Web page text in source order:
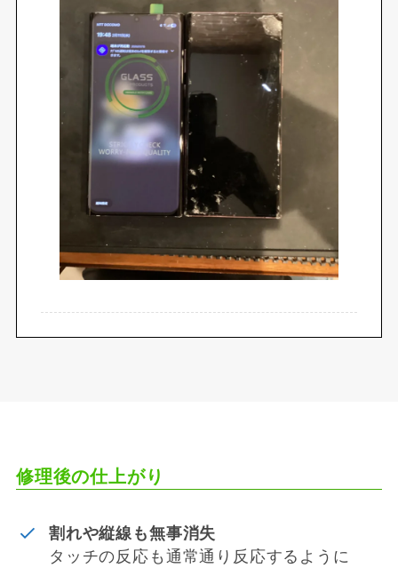
修理後の仕上がり
割れや縦線も無事消失
タッチの反応も通常通り反応するように